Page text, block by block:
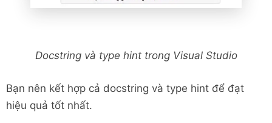
Docstring và type hint trong Visual Studio
Bạn nên kết hợp cả docstring và type hint để đạt
hiệu quả tốt nhất.